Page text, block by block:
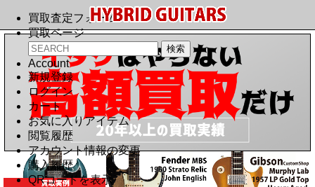
買取査定フォーム
買取ページ
Account
新規登録
ログイン
カート
お気に入りアイテム
閲覧履歴
アカウント情報の変更
購入履歴
QRコードを表示